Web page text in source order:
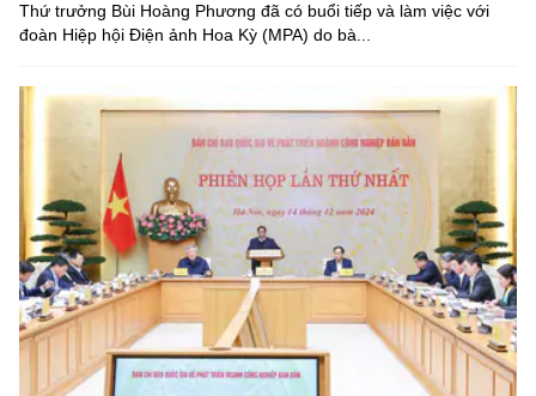
Thứ trưởng Bùi Hoàng Phương đã có buổi tiếp và làm việc với
đoàn Hiệp hội Điện ảnh Hoa Kỳ (MPA) do bà...